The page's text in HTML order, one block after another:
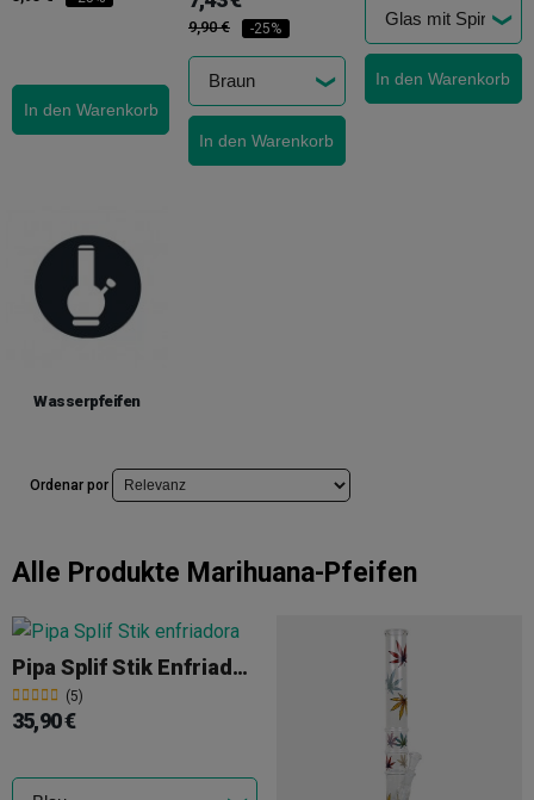
In den Warenkorb
9,90 € -25%
In den Warenkorb
In den Warenkorb
Wasserpfeifen
Ordenar por
Alle Produkte Marihuana-Pfeifen
Pipa Splif Stik Enfriadora
(5)
35,90 €